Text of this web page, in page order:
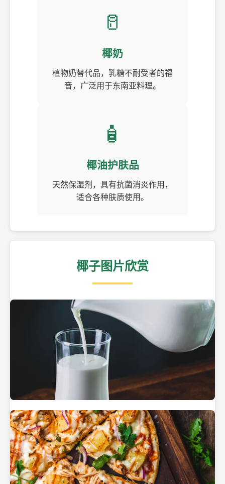
🥛
椰奶
植物奶替代品，乳糖不耐受者的福
音，广泛用于东南亚料理。
🧴
椰油护肤品
天然保湿剂，具有抗菌消炎作用，
适合各种肤质使用。
椰子图片欣赏
热带海滩上的椰子树